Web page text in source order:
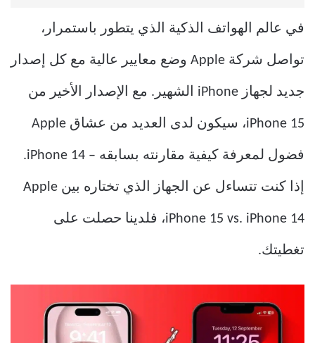
في عالم الهواتف الذكية الذي يتطور باستمرار،
تواصل شركة Apple وضع معايير عالية مع كل إصدار
جديد لجهاز iPhone الشهير. مع الإصدار الأخير من
iPhone 15، سيكون لدى العديد من عشاق Apple
فضول لمعرفة كيفية مقارنته بسابقه – iPhone 14.
إذا كنت تتساءل عن الجهاز الذي تختاره بين Apple
iPhone 15 vs. iPhone 14، فلدينا حصلت على
تغطيتك.